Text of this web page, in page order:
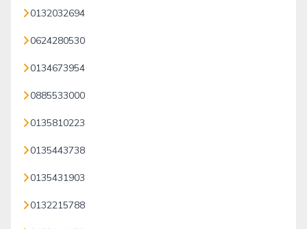
0132032694
0624280530
0134673954
0885533000
0135810223
0135443738
0135431903
0132215788